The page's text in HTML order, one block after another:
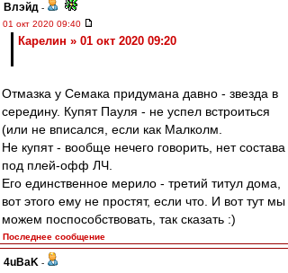
Влэйд -
01 окт 2020 09:40
Карелин » 01 окт 2020 09:20
Отмазка у Семака придумана давно - звезда в
середину. Купят Пауля - не успел встроиться
(или не вписался, если как Малколм.
Не купят - вообще нечего говорить, нет состава
под плей-офф ЛЧ.
Его единственное мерило - третий титул дома,
вот этого ему не простят, если что. И вот тут мы
можем поспособствовать, так сказать :)
Последнее сообщение
4uBaK -